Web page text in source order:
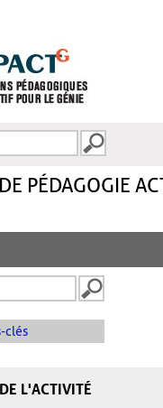
PÉDAGOGIE
clés
L'ACTIVITÉ